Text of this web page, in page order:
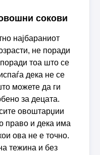
сокови
најбараниот
не поради
поради тоа што се
дека не се
можете да ги
за децата.
овоштарџии
право и дека има
ова не е точно.
тежина и без